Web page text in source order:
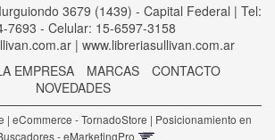
3679 (1439) - Capital Federal | Tel:
7693 - Celular: 15-6597-3158
| www.libreriasullivan.com.ar
EMPRESA MARCAS
CONTACTO
NOVEDADES
| eCommerce - TornadoStore | Posicionamiento en
- eMarketingPro